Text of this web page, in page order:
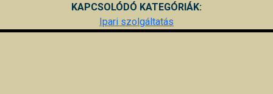
KAPCSOLÓDÓ KATEGÓRIÁK:
Ipari szolgáltatás